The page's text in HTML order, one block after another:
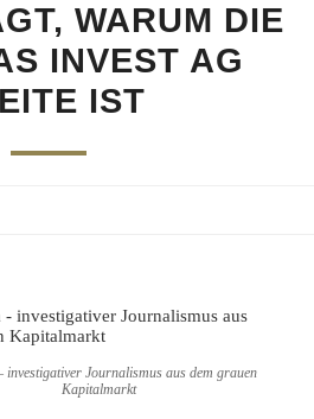
WARUM DIE
INVEST AG
IST
investigativer Journalismus aus dem grauen
Kapitalmarkt